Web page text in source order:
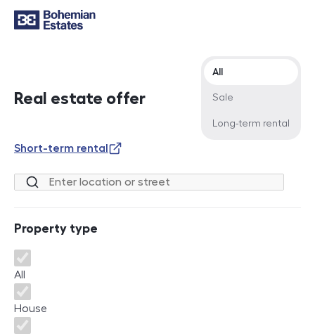
Real estate offer
Offer type
All
Sale
Long-term rental
Short-term rental
Location or street
Property type
Property type
All
House